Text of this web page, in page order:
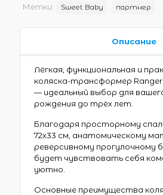
Метки:
Sweet Baby партнер
Описание
Лёгкая, функциональная и
коляска-трансформер
— идеальный выбор для
рождения до трёх лет.
Благодаря просторному
72х33 см, анатомическому
реверсивному прогулочному
будет чувствовать себя
уютно.
Основные преимущества